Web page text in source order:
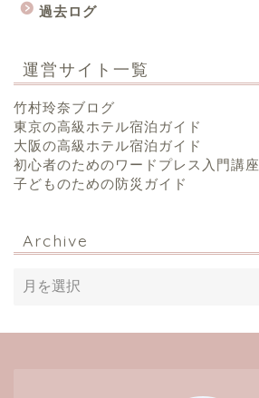
過去ログ
運営サイト一覧
竹村玲奈ブログ
東京の高級ホテル宿泊ガイド
大阪の高級ホテル宿泊ガイド
初心者のためのワードプレス入門講座
子どものための防災ガイド
Archive